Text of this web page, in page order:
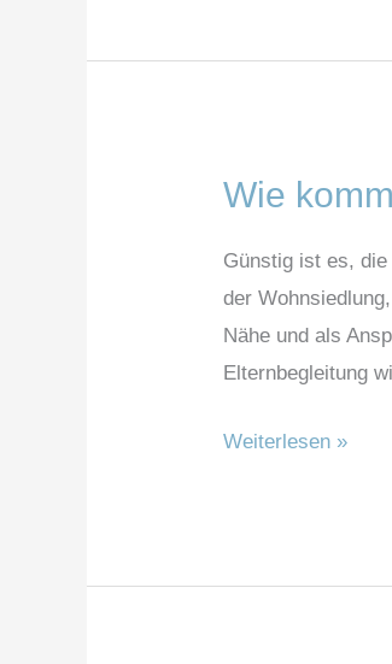
Wie
Günstig ist es,
der
Nähe und als
Elternbegleitung
Wie
freilernende
Kinder
in
Kontakt
anderen
Weiterlesen »